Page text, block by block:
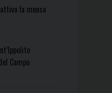
la mensa
Campo